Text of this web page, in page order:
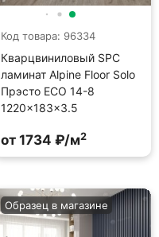
Код товара: 96334
Кварцвиниловый SPC
ламинат Alpine Floor Solo
Прэсто ECO 14-8
1220×183×3.5
от 1734 ₽/м2
Образец в магазине